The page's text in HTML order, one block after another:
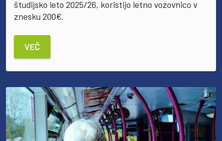
študijsko leto 2025/26, koristijo letno vozovnico v
znesku 200€.
VEČ